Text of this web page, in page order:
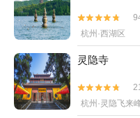


杭州·西湖区
灵隐寺


杭州·灵隐飞来